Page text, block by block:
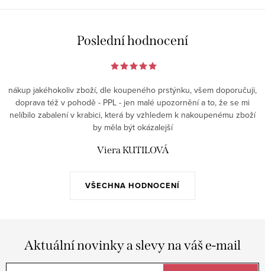
Poslední hodnocení
VŠECHNA HODNOCENÍ
nákup jakéhokoliv zboží, dle koupeného prstýnku, všem doporučuji,
doprava též v pohodě - PPL - jen malé upozornění a to, že se mi
nelíbilo zabalení v krabici, která by vzhledem k nakoupenému zboží
by měla být okázalejší
Viera KUTILOVÁ
Aktuální novinky a slevy na váš e-mail